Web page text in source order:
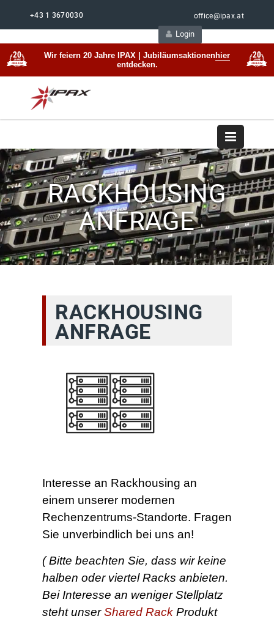
+43 1 3670030
office@ipax.at
Login
Wir feiern 20 Jahre IPAX | Jubiläumsaktionenhier
entdecken.
RACKHOUSING
ANFRAGE
RACKHOUSING
ANFRAGE
Interesse an Rackhousing an
einem unserer modernen
Rechenzentrums-Standorte. Fragen
Sie unverbindlich bei uns an!
( Bitte beachten Sie, dass wir keine
halben oder viertel Racks anbieten.
Bei Interesse an weniger Stellplatz
steht unserShared Rack Produkt